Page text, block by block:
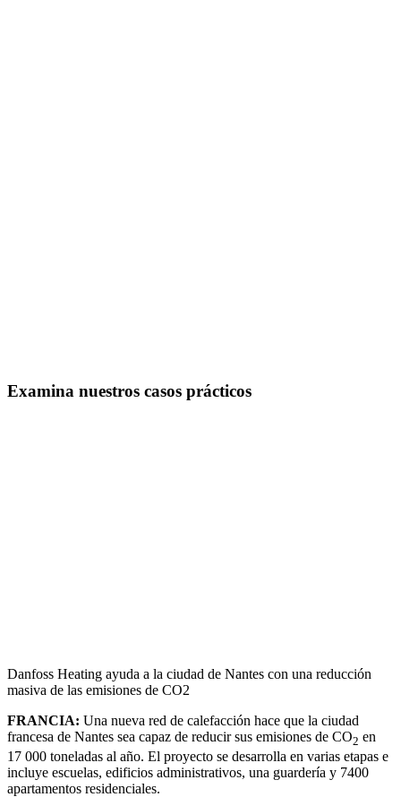
Examina nuestros casos prácticos
Danfoss Heating ayuda a la ciudad de Nantes con una reducción
masiva de las emisiones de CO2
FRANCIA: Una nueva red de calefacción hace que la ciudad
francesa de Nantes sea capaz de reducir sus emisiones de CO2 en
17 000 toneladas al año. El proyecto se desarrolla en varias etapas e
incluye escuelas, edificios administrativos, una guardería y 7400
apartamentos residenciales.